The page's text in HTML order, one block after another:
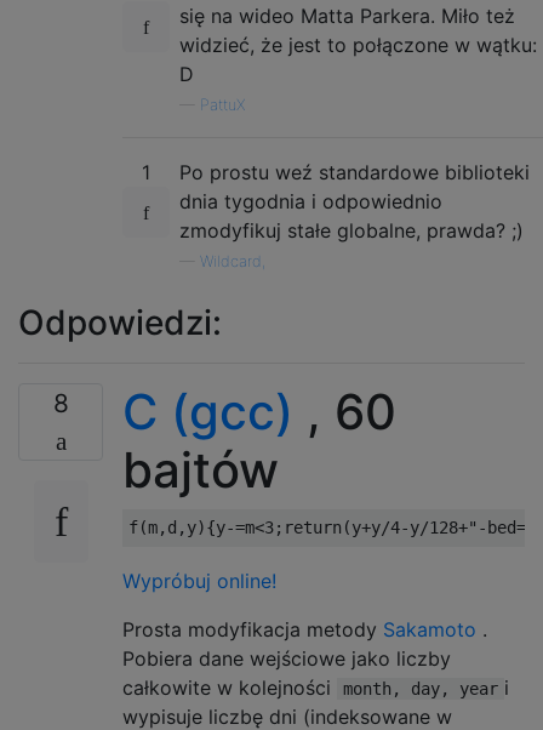
się na wideo Matta Parkera. Miło też
widzieć, że jest to połączone w wątku:
D
PattuX
1
Po prostu weź standardowe biblioteki
dnia tygodnia i odpowiednio
zmodyfikuj stałe globalne, prawda? ;)
Wildcard,
Odpowiedzi:
8 C (gcc) , 60
bajtów
f(m, d , y){y-=m<3; return (y+y/4-y/128+"-
Wypróbuj online!
Prosta modyfikacja metody Sakamoto .
Pobiera dane wejściowe jako liczby
całkowite w kolejności
month, day, year i
wypisuje liczbę dni (indeksowane w